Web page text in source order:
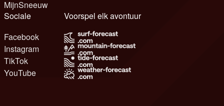
MijnSneeuw
Sociale
Facebook
Instagram
TikTok
YouTube
Voorspel elk avontuur